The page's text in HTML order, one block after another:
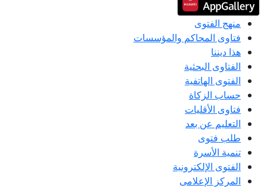
منهج الفتوى
فتاوى المحاكم والمؤسسات
هذا ديننا
الفتاوى البحثية
الفتوى الهاتفية
حساب الزكاة
فتاوى الأقليات
التعليم عن بعد
طلب فتوى
تنمية الأسرة
الفتوى الإلكترونية
المركز الإعلامى